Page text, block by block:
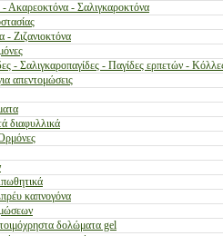
- Ακαρεοκτόνα - Σαλιγκαροκτόνα
- Ζιζανιοκτόνα
- Σαλιγκαροπαγίδες - Παγίδες ερπετών -
απεντομώσεις
διαφυλλικά
καπνογόνα
δολώματα gel